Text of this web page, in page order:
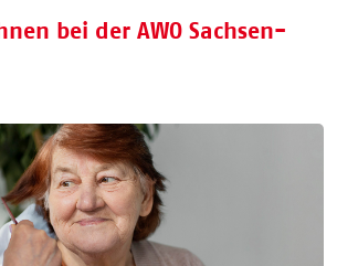
bei der AWO Sachsen-